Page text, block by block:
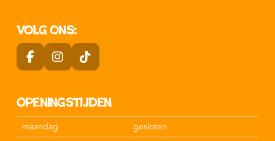
Volg ons:
Openingstijden
maandag
gesloten